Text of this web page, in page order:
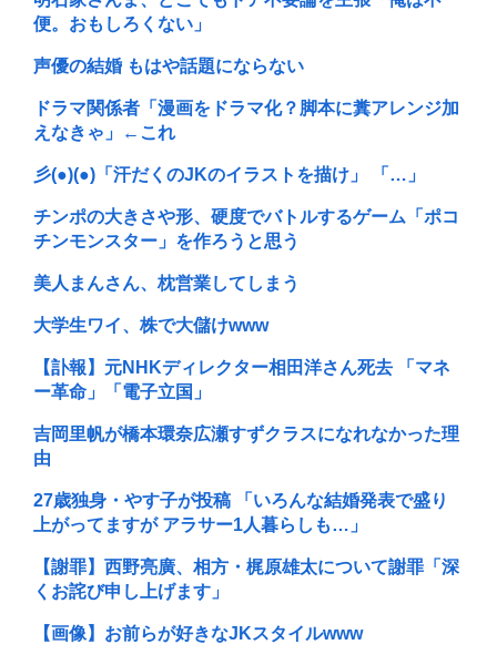
便。おもしろくない」
声優の結婚 もはや話題にならない
ドラマ関係者「漫画をドラマ化？脚本に糞アレンジ加
えなきゃ」←これ
彡(●)(●)「汗だくのJKのイラストを描け」 「…」
チンポの大きさや形、硬度でバトルするゲーム「ポコ
チンモンスター」を作ろうと思う
美人まんさん、枕営業してしまう
大学生ワイ、株で大儲けwww
【訃報】元NHKディレクター相田洋さん死去 「マネ
ー革命」「電子立国」
吉岡里帆が橋本環奈広瀬すずクラスになれなかった理
由
27歳独身・やす子が投稿 「いろんな結婚発表で盛り
上がってますが アラサー1人暮らしも…」
【謝罪】西野亮廣、相方・梶原雄太について謝罪「深
くお詫び申し上げます」
【画像】お前らが好きなJKスタイルwww